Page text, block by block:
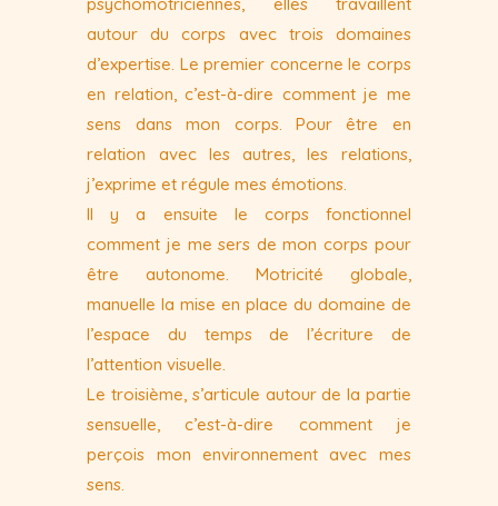
autour du corps avec trois domaines
d’expertise. Le premier concerne le corps
en relation, c’est-à-dire comment je me
sens dans mon corps. Pour être en
relation avec les autres, les relations,
j’exprime et régule mes émotions.
Il y a ensuite le corps fonctionnel
comment je me sers de mon corps pour
être autonome. Motricité globale,
manuelle la mise en place du domaine de
l’espace du temps de l’écriture de
l’attention visuelle.
Le troisième, s’articule autour de la partie
sensuelle, c’est-à-dire comment je
perçois mon environnement avec mes
sens.